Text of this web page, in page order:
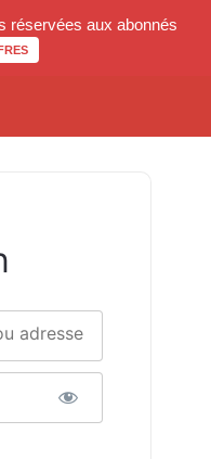
réservées aux abonnés
adresse